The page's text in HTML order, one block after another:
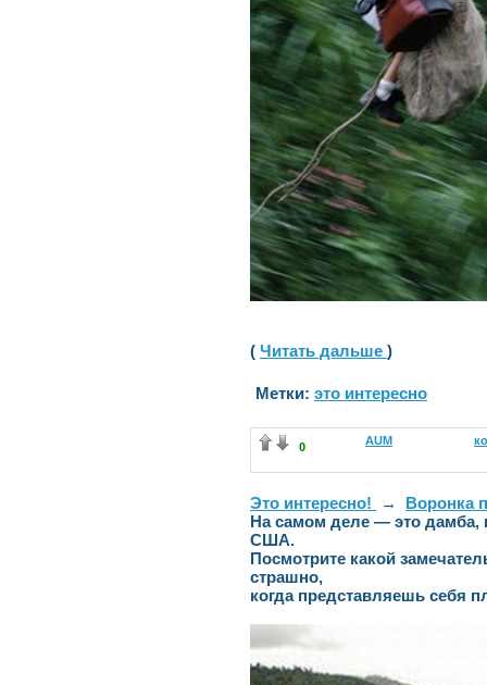
( Читать дальше )
Метки: это интересно
0 AUM
Это интересно! →
Воронка
На самом деле — это дамба,
США.
Посмотрите какой
страшно,
когда представляешь себя